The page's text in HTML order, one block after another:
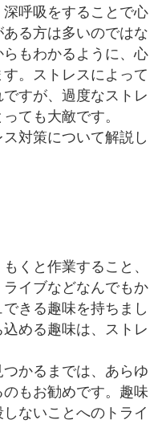
呼吸をすることで心
る方は多いのではな
もわかるように、心
。ストレスによって
すが、過度なストレ
ても大敵です。
対策について解説し
くと作業すること、
イブなどなんでもか
きる趣味を持ちまし
める趣味は、ストレ
かるまでは、あらゆ
もお勧めです。趣味
ないことへのトライ